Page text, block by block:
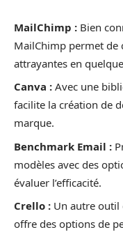
MailChimp : Bien
MailChimp permet de
attrayantes en
Canva : Avec une
facilite la création de
marque.
Benchmark Email :
modèles avec des
évaluer l’efficacité.
Crello : Un autre outil
offre des options de